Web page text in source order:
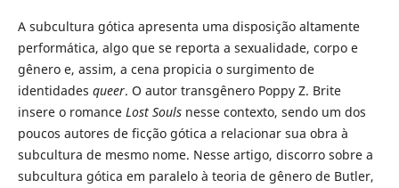
A subcultura gótica apresenta uma disposição altamente
performática, algo que se reporta a sexualidade, corpo e
gênero e, assim, a cena propicia o surgimento de
identidades queer. O autor transgênero Poppy Z. Brite
insere o romance Lost Soulsnesse contexto, sendo um dos
poucos autores de ficção gótica a relacionar sua obra à
subcultura de mesmo nome. Nesse artigo, discorro sobre a
subcultura gótica em paralelo à teoria de gênero de Butler,